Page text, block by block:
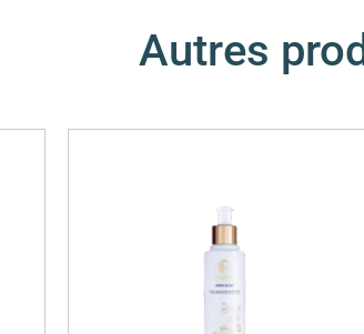
Autres